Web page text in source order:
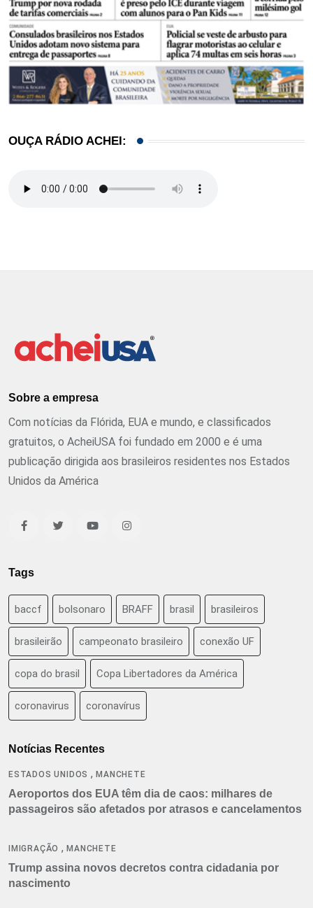
OUÇA RÁDIO ACHEI:
Sobre a empresa
Com notícias da Flórida, EUA e mundo, e classificados
gratuitos, o AcheiUSA foi fundado em 2000 e é uma
publicação dirigida aos brasileiros residentes nos Estados
Unidos da América
Tags
baccf bolsonaro BRAFF brasil brasileiros
brasileirão campeonato brasileiro conexão UF
copa do brasil Copa Libertadores da América
coronavirus coronavírus
Notícias Recentes
ESTADOS UNIDOS ,MANCHETE
Aeroportos dos EUA têm dia de caos: milhares de
passageiros são afetados por atrasos e cancelamentos
IMIGRAÇÃO ,MANCHETE
Trump assina novos decretos contra cidadania por
nascimento